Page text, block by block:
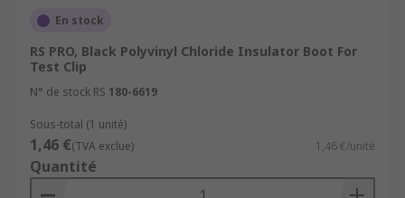
En stock
RS PRO, Black Polyvinyl Chloride Insulator Boot For
Test Clip
N° de stock RS 180-6619
Sous-total (1 unité)
1,46 €(TVA exclue) 1,46 €/unité
Quantité